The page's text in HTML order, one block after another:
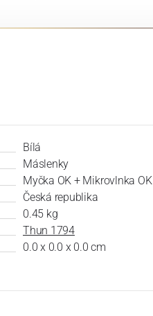
Bílá
Máslenky
Myčka OK + Mikrovlnka OK
Česká republika
0.45 kg
Thun 1794
0.0 x 0.0 x 0.0 cm